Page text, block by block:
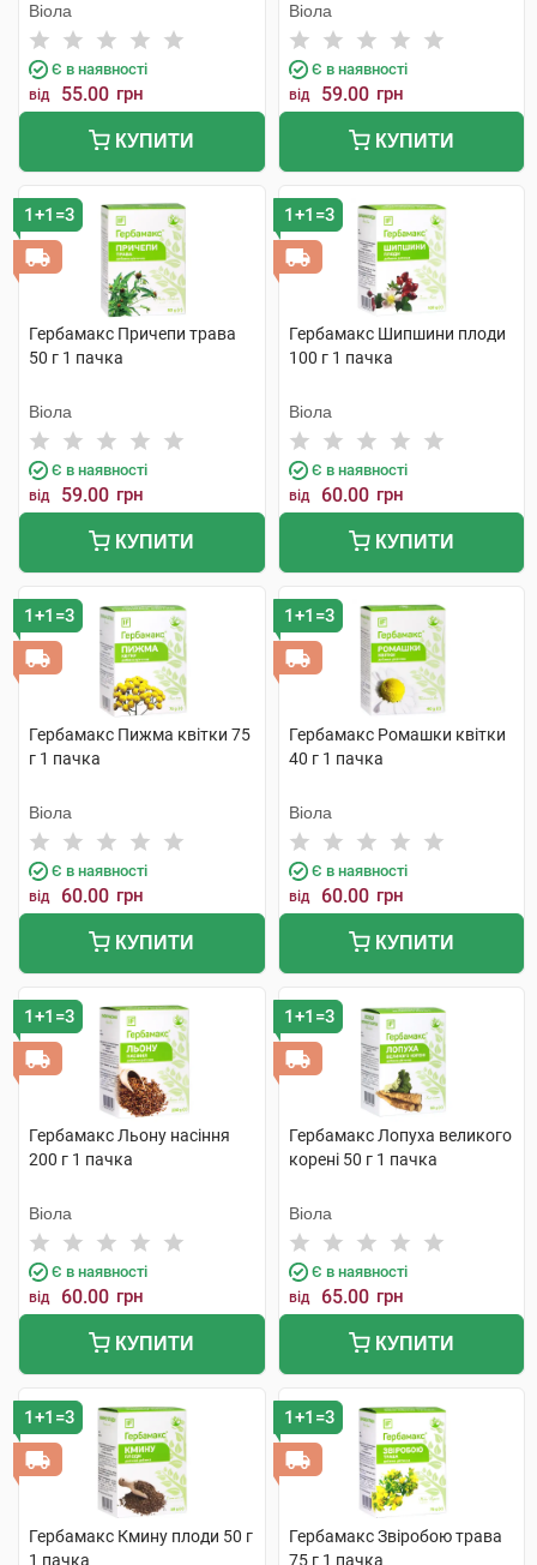
Віола
Є в наявності
від 55.00 грн
КУПИТИ
Віола
Є в наявності
від 59.00 грн
КУПИТИ
1+1=3
Гербамакс Причепи трава
50 г 1 пачка
Віола
Є в наявності
від 59.00 грн
КУПИТИ
1+1=3
Гербамакс Шипшини плоди
100 г 1 пачка
Віола
Є в наявності
від 60.00 грн
КУПИТИ
1+1=3
Гербамакс Пижма квітки 75
г 1 пачка
Віола
Є в наявності
від 60.00 грн
КУПИТИ
1+1=3
Гербамакс Ромашки квітки
40 г 1 пачка
Віола
Є в наявності
від 60.00 грн
КУПИТИ
1+1=3
Гербамакс Льону насіння
200 г 1 пачка
Віола
Є в наявності
від 60.00 грн
КУПИТИ
1+1=3
Гербамакс Лопуха великого
корені 50 г 1 пачка
Віола
Є в наявності
від 65.00 грн
КУПИТИ
1+1=3
Гербамакс Кмину плоди 50 г
1 пачка
1+1=3
Гербамакс Звіробою трава
75 г 1 пачка